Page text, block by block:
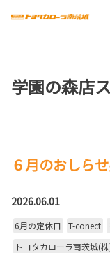
学園の森店
６月のおしら
2026.06.01
6月の定休日 T-conect
トヨタカローラ南茨城(